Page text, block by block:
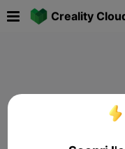
Creality